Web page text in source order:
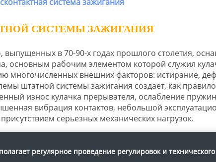
СИСТЕМЫ ЗАЖИГАНИЯ
в 70-90-х годах прошлого столетия,
основным рабочим элементом которой служил
многочисленных внешних факторов: истирание,
штатной системы зажигания создает, как
износ кулачка прерывателя, ослабление
вибрация контактов, небольшой
серьезных механических нагрузок.
регулярное проведение регулировок и технического